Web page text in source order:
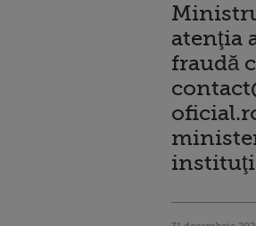
atenţia
fraudă